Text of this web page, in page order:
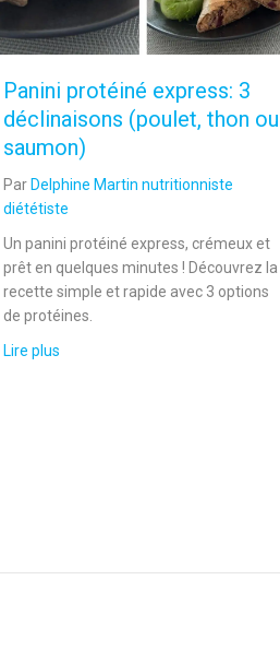
Panini protéiné express: 3
déclinaisons (poulet, thon ou
saumon)
Par Delphine Martin nutritionniste
diététiste
Un panini protéiné express, crémeux et
prêt en quelques minutes ! Découvrez la
recette simple et rapide avec 3 options
de protéines.
Lire plus